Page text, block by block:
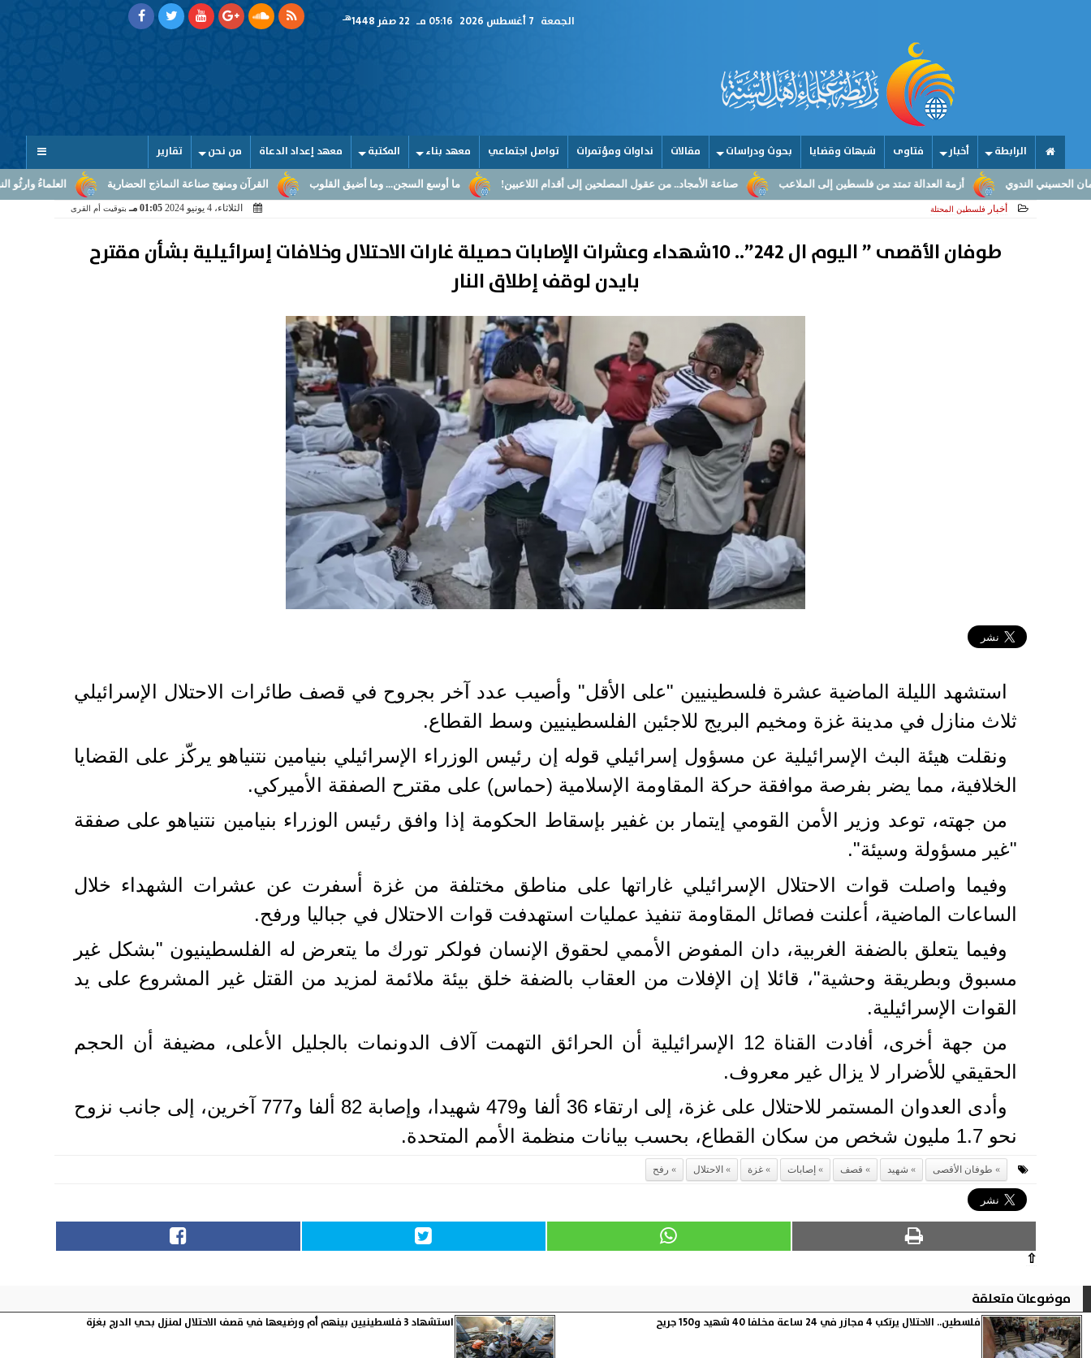
الجمعة 05:16 مـ هـ
الرابطة أخبار فتاوى شبهات وقضايا بحوث ودراسات مقالات نداوات ومؤتمرات تواصل اجتماعي معهد بناء المكتبة معهد إعداد الدعاة من نحن تقارير
العلماءُ وارثُو النبوّة: من بلاغ الرسالة القرآن ومنهج صناعة النماذج الحضارية ما أوسع السجن... وما أضيق القلوب صناعة الأمجاد.. من عقول المصلحين إلى أقدام اللاعبين! أزمة العدالة تمتد من فلسطين إلى الملاعب
أخبار فلسطين المحتلة الثلاثاء، 4 يونيو 2024 01:05 مـ بتوقيت أم القرى
طوفان الأقصى ” اليوم ال 242”.. 10شهداء وعشرات الإصابات حصيلة غارات الاحتلال وخلافات إسرائيلية بشأن مقترح
بايدن لوقف إطلاق النار
استشهد الليلة الماضية عشرة فلسطينيين "على الأقل" وأصيب عدد آخر بجروح في قصف طائرات الاحتلال الإسرائيلي
ثلاث منازل في مدينة غزة ومخيم البريج للاجئين الفلسطينيين وسط القطاع.
ونقلت هيئة البث الإسرائيلية عن مسؤول إسرائيلي قوله إن رئيس الوزراء الإسرائيلي بنيامين نتنياهو يركّز على القضايا
الخلافية، مما يضر بفرصة موافقة حركة المقاومة الإسلامية (حماس) على مقترح الصفقة الأميركي.
من جهته، توعد وزير الأمن القومي إيتمار بن غفير بإسقاط الحكومة إذا وافق رئيس الوزراء بنيامين نتنياهو على صفقة
"غير مسؤولة وسيئة".
وفيما واصلت قوات الاحتلال الإسرائيلي غاراتها على مناطق مختلفة من غزة أسفرت عن عشرات الشهداء خلال
الساعات الماضية، أعلنت فصائل المقاومة تنفيذ عمليات استهدفت قوات الاحتلال في جباليا ورفح.
وفيما يتعلق بالضفة الغربية، دان المفوض الأممي لحقوق الإنسان فولكر تورك ما يتعرض له الفلسطينيون "بشكل غير
مسبوق وبطريقة وحشية"، قائلا إن الإفلات من العقاب بالضفة خلق بيئة ملائمة لمزيد من القتل غير المشروع على يد
القوات الإسرائيلية.
من جهة أخرى، أفادت القناة 12 الإسرائيلية أن الحرائق التهمت آلاف الدونمات بالجليل الأعلى، مضيفة أن الحجم
الحقيقي للأضرار لا يزال غير معروف.
وأدى العدوان المستمر للاحتلال على غزة، إلى ارتقاء 36 ألفا و479 شهيدا، وإصابة 82 ألفا و777 آخرين، إلى جانب نزوح
نحو 1.7 مليون شخص من سكان القطاع، بحسب بيانات منظمة الأمم المتحدة.
طوفان الأقصى شهيد قصف إصابات غزة الاحتلال رفح
⇧
موضوعات متعلقة
فلسطين.. الاحتلال يرتكب 4 مجازر في 24 ساعة مخلفا 40 شهيد و150 جريح استشهاد 3 فلسطينيين بينهم أم ورضيعها في قصف الاحتلال لمنزل بحي الدرج بغزة